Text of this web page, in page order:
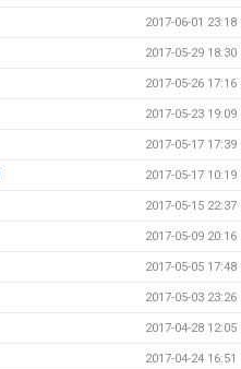
2017-06-01 23:18
2017-05-29 18:30
2017-05-26 17:16
2017-05-23 19:09
2017-05-17 17:39
2017-05-17 10:19
2017-05-15 22:37
2017-05-09 20:16
2017-05-05 17:48
2017-05-03 23:26
2017-04-28 12:05
2017-04-24 16:51